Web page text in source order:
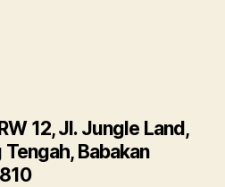
12, Jl. Jungle Land,
Babakan